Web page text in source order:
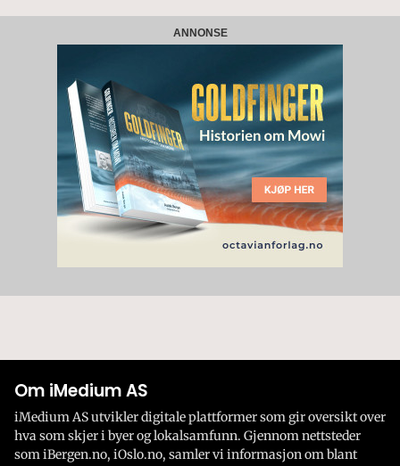
ANNONSE
Om iMedium AS
iMedium AS utvikler digitale plattformer som gir oversikt over
hva som skjer i byer og lokalsamfunn. Gjennom nettsteder
som iBergen.no, iOslo.no, samler vi informasjon om blant